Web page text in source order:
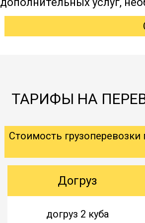
ТАРИФЫ НА
Стоимость
Догруз
догруз 2 куба